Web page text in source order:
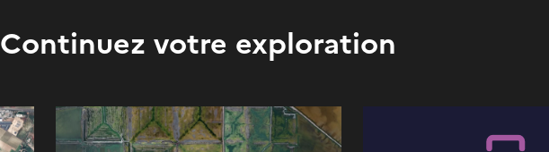
Continuez votre exploration